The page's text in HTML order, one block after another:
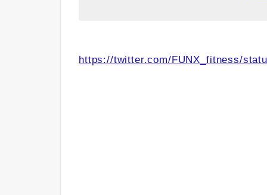
https://twitter.com/FUNX_fitness/